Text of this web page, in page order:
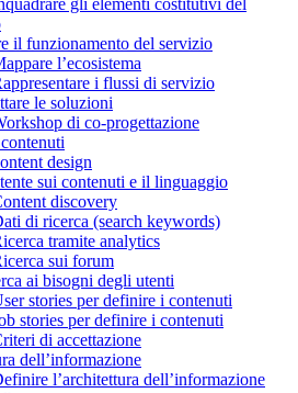
gli elementi costitutivi del
il funzionamento del servizio
l’ecosistema
i flussi di servizio
le soluzioni
di co-progettazione
design
sui contenuti e il linguaggio
discovery
di ricerca (search keywords)
tramite analytics
sui forum
ai bisogni degli utenti
stories per definire i contenuti
stories per definire i contenuti
di accettazione
dell’informazione
l’architettura dell’informazione